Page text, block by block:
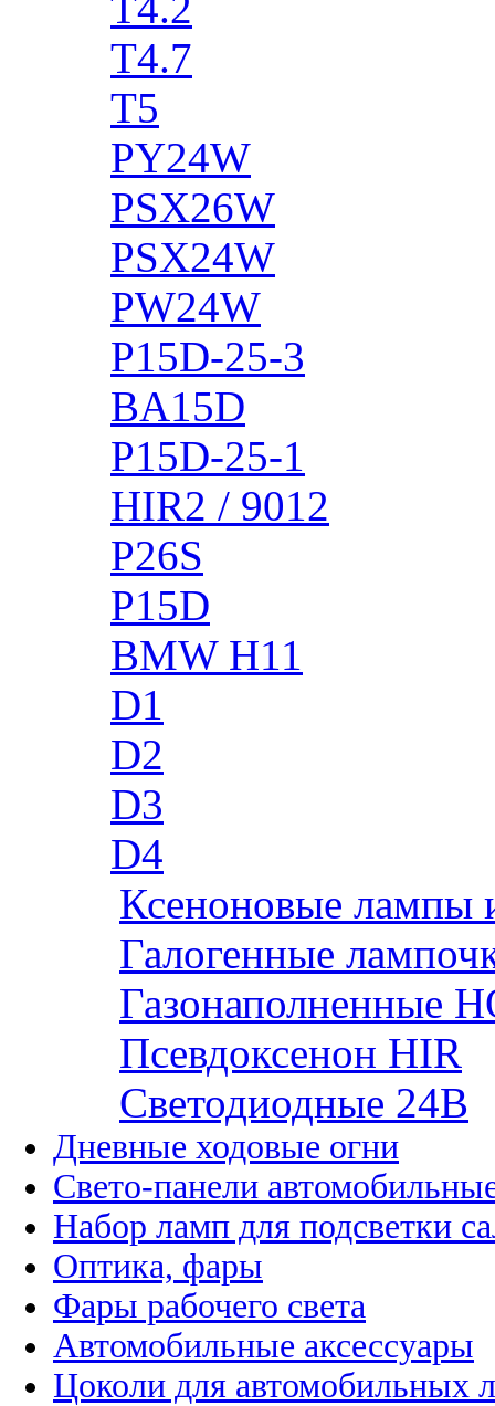
T4.7
T5
PY24W
PSX26W
PSX24W
PW24W
P15D-25-3
BA15D
P15D-25-1
HIR2 / 9012
P26S
P15D
BMW H11
D1
D2
D3
D4
Ксеноновые лампы
Галогенные
Газонаполненные
Псевдоксенон HIR
Cветодиодные 24B
Дневные ходовые огни
Свето-панели
Набор ламп для подсветки
Оптика, фары
Фары рабочего света
Автомобильные аксессуары
Цоколи для автомобильных